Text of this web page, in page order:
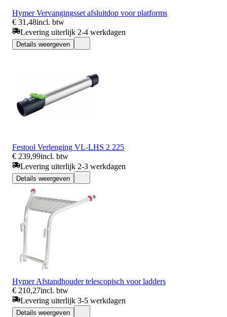
Hymer Vervangingsset afsluitdop voor platforms
€ 31,48incl. btw
Levering uiterlijk 2-4 werkdagen
Details weergeven
Festool Verlenging VL-LHS 2 225
€ 239,99incl. btw
Levering uiterlijk 2-3 werkdagen
Details weergeven
Hymer Afstandhouder telescopisch voor ladders
€ 210,27incl. btw
Levering uiterlijk 3-5 werkdagen
Details weergeven